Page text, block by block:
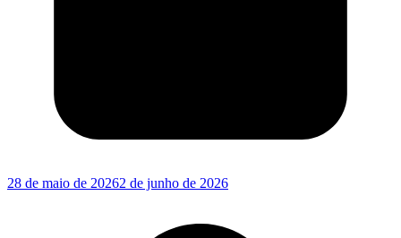
28 de maio de 20262 de junho de 2026